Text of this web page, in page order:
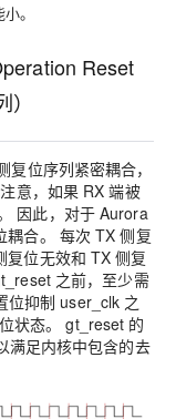
。
Reset
位序列紧密耦合，
意，如果 RX 端被
因此，对于 Aurora
耦合。 每次 TX 侧复
复位无效和 TX 侧复
之前，至少需
位抑制 user_clk 之
状态。 gt_reset 的
满足内核中包含的去